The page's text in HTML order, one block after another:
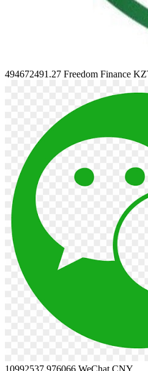
494672491.27 Freedom Finance